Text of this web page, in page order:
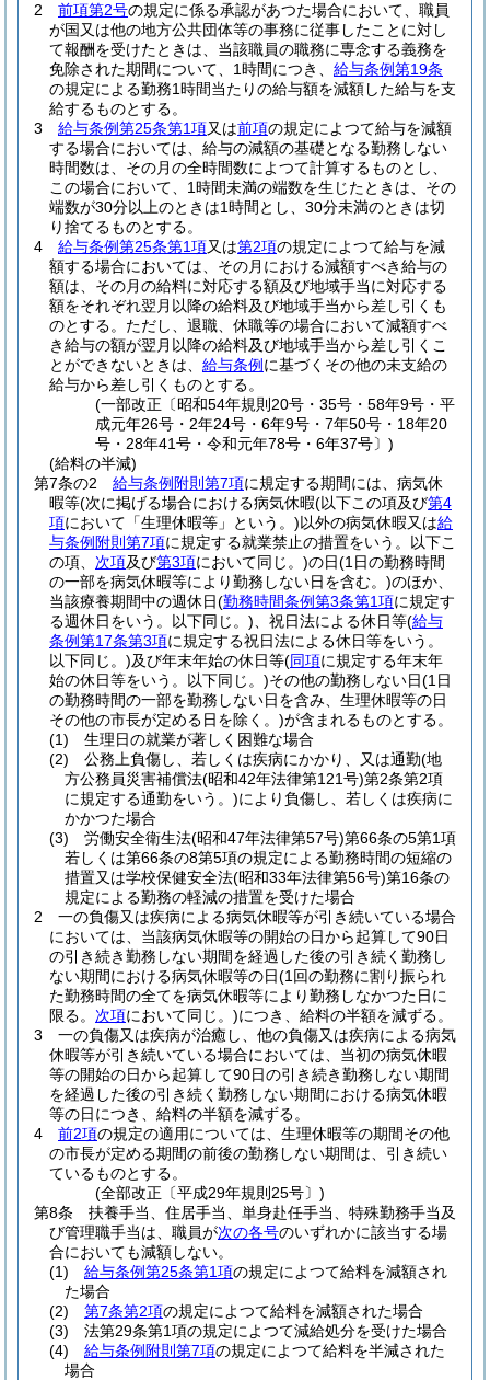
2
前項第2号の規定に係る承認があつた場合において、職員
が国又は他の地方公共団体等の事務に従事したことに対し
て報酬を受けたときは、当該職員の職務に専念する義務を
免除された期間について、1時間につき、 給与条例第19条
の規定による勤務1時間当たりの給与額を減額した給与を支
給するものとする。
3
給与条例第25条第1項又は前項の規定によつて給与を減額
する場合においては、給与の減額の基礎となる勤務しない
時間数は、その月の全時間数によつて計算するものとし、
この場合において、1時間未満の端数を生じたときは、その
端数が30分以上のときは1時間とし、30分未満のときは切
り捨てるものとする。
4
給与条例第25条第1項又は第2項の規定によつて給与を減
額する場合においては、その月における減額すべき給与の
額は、その月の給料に対応する額及び地域手当に対応する
額をそれぞれ翌月以降の給料及び地域手当から差し引くも
のとする。 ただし、退職、休職等の場合において減額すべ
き給与の額が翌月以降の給料及び地域手当から差し引くこ
とができないときは、 給与条例 に基づくその他の未支給の
給与から差し引くものとする。
(一部改正〔昭和54年規則20号・35号・58年9号・平
成元年26号・2年24号・6年9号・7年50号・18年20
号・28年41号・令和元年78号・6年37号〕)
(給料の半減)
第7条の2
給与条例附則第7項に規定する期間には、病気休
暇等(次に掲げる場合における病気休暇(以下この項及び第4
項において「生理休暇等」という。)以外の病気休暇又は給
与条例附則第7項に規定する就業禁止の措置をいう。以下こ
の項、 次項及び第3項において同じ。)の日(1日の勤務時間
の一部を病気休暇等により勤務しない日を含む。)のほか、
当該療養期間中の週休日(勤務時間条例第3条第1項に規定す
る週休日をいう。以下同じ。) 、祝日法による休日等(給与
条例第17条第3項に規定する祝日法による休日等をいう。
以下同じ。)及び年末年始の休日等(同項に規定する年末年
始の休日等をいう。以下同じ。)その他の勤務しない日(1日
の勤務時間の一部を勤務しない日を含み、生理休暇等の日
その他の市長が定める日を除く。)が含まれるものとする。
(1)
生理日の就業が著しく困難な場合
(2)
公務上負傷し、若しくは疾病にかかり、又は通勤(地
方公務員災害補償法(昭和42年法律第121号)第2条第2項
に規定する通勤をいう。)により負傷し、若しくは疾病に
かかつた場合
(3)
労働安全衛生法(昭和47年法律第57号)第66条の5第1項
若しくは第66条の8第5項の規定による勤務時間の短縮の
措置又は学校保健安全法(昭和33年法律第56号)第16条の
規定による勤務の軽減の措置を受けた場合
2
一の負傷又は疾病による病気休暇等が引き続いている場合
においては、当該病気休暇等の開始の日から起算して90日
の引き続き勤務しない期間を経過した後の引き続く勤務し
ない期間における病気休暇等の日(1回の勤務に割り振られ
た勤務時間の全てを病気休暇等により勤務しなかつた日に
限る。 次項において同じ。)につき、給料の半額を減ずる。
3
一の負傷又は疾病が治癒し、他の負傷又は疾病による病気
休暇等が引き続いている場合においては、当初の病気休暇
等の開始の日から起算して90日の引き続き勤務しない期間
を経過した後の引き続く勤務しない期間における病気休暇
等の日につき、給料の半額を減ずる。
4
前2項の規定の適用については、生理休暇等の期間その他
の市長が定める期間の前後の勤務しない期間は、引き続い
ているものとする。
(全部改正〔平成29年規則25号〕)
第8条
扶養手当、住居手当、単身赴任手当、特殊勤務手当及
び管理職手当は、職員が次の各号のいずれかに該当する場
合においても減額しない。
(1)
給与条例第25条第1項の規定によつて給料を減額され
た場合
(2)
第7条第2項の規定によつて給料を減額された場合
(3)
法第29条第1項の規定によつて減給処分を受けた場合
(4)
給与条例附則第7項の規定によつて給料を半減された
場合